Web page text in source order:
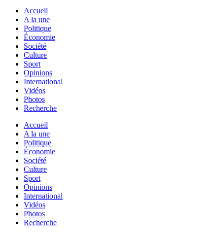
Accueil
A la une
Politique
Économie
Société
Culture
Sport
Opinions
International
Vidéos
Photos
Recherche
Accueil
A la une
Politique
Économie
Société
Culture
Sport
Opinions
International
Vidéos
Photos
Recherche